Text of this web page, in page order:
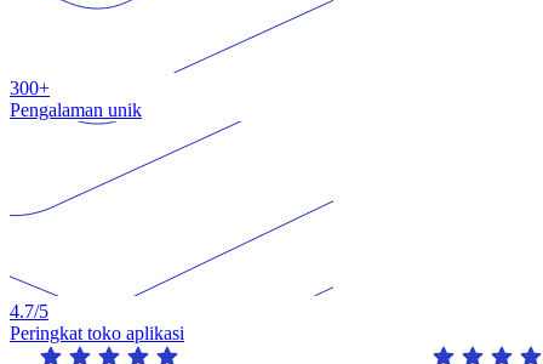
300+
Pengalaman unik
4.7/5
Peringkat toko aplikasi